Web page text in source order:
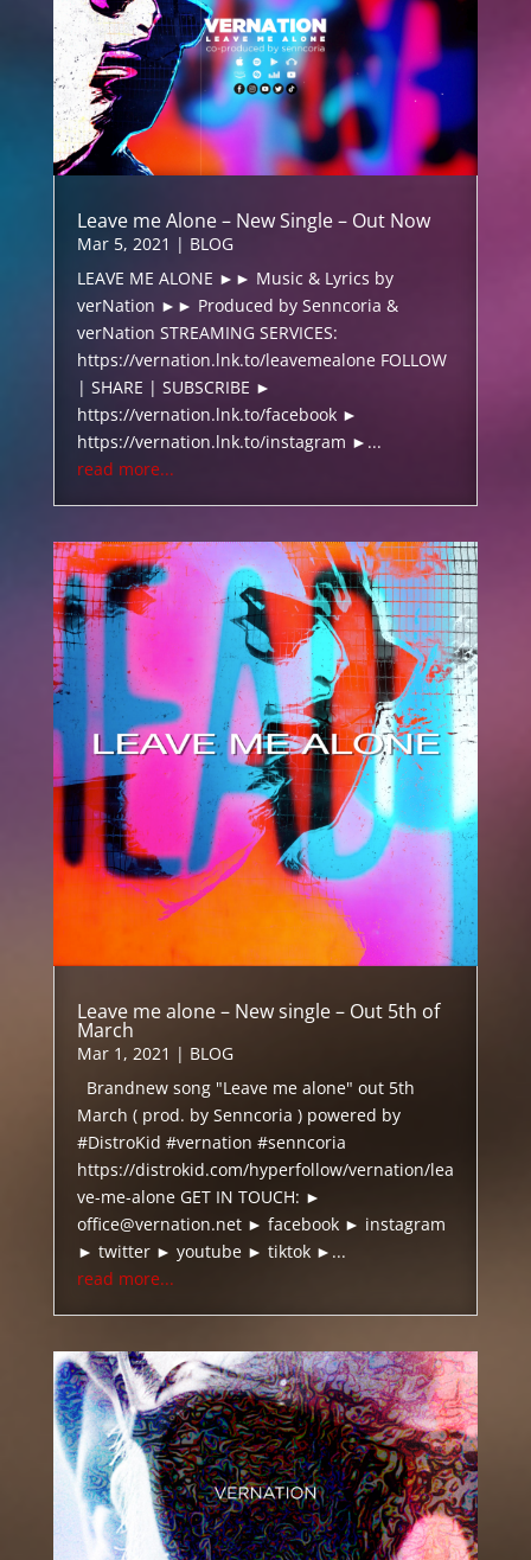
Leave me Alone – New Single – Out Now
Mar 5, 2021 | BLOG
LEAVE ME ALONE ►► Music & Lyrics by
verNation ►► Produced by Senncoria &
verNation STREAMING SERVICES:
https://vernation.lnk.to/leavemealone FOLLOW
| SHARE | SUBSCRIBE ►
https://vernation.lnk.to/facebook ►
https://vernation.lnk.to/instagram ►...
read more...
Leave me alone – New single – Out 5th of
March
Mar 1, 2021 | BLOG
Brandnew song "Leave me alone" out 5th
March ( prod. by Senncoria ) powered by
#DistroKid #vernation #senncoria
https://distrokid.com/hyperfollow/vernation/lea
ve-me-alone GET IN TOUCH: ►
office@vernation.net ► facebook ► instagram
► twitter ► youtube ► tiktok ►...
read more...